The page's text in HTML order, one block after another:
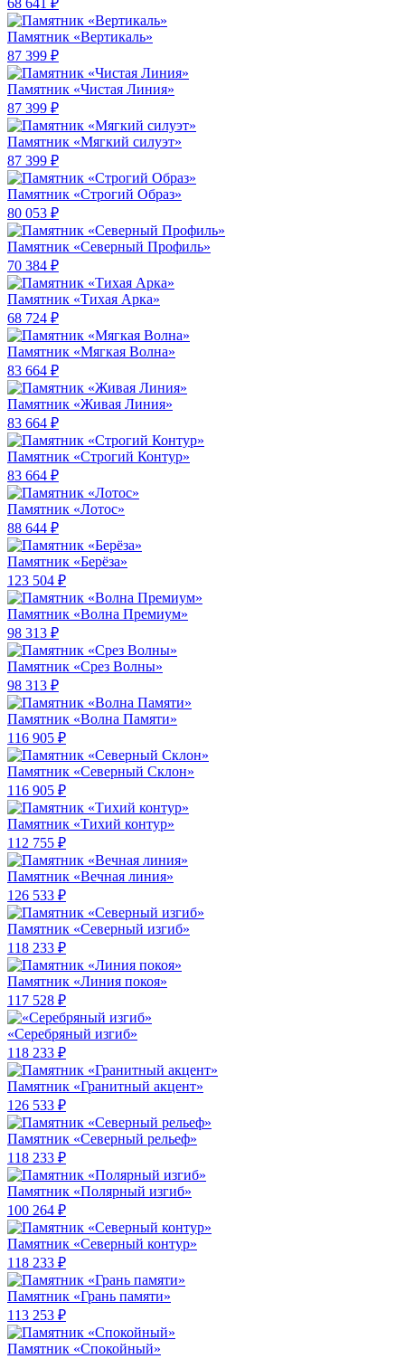
68 641 ₽
Памятник «Вертикаль»
87 399 ₽
Памятник «Чистая Линия»
87 399 ₽
Памятник «Мягкий силуэт»
87 399 ₽
Памятник «Строгий Образ»
80 053 ₽
Памятник «Северный Профиль»
70 384 ₽
Памятник «Тихая Арка»
68 724 ₽
Памятник «Мягкая Волна»
83 664 ₽
Памятник «Живая Линия»
83 664 ₽
Памятник «Строгий Контур»
83 664 ₽
Памятник «Лотос»
88 644 ₽
Памятник «Берёза»
123 504 ₽
Памятник «Волна Премиум»
98 313 ₽
Памятник «Срез Волны»
98 313 ₽
Памятник «Волна Памяти»
116 905 ₽
Памятник «Северный Склон»
116 905 ₽
Памятник «Тихий контур»
112 755 ₽
Памятник «Вечная линия»
126 533 ₽
Памятник «Северный изгиб»
118 233 ₽
Памятник «Линия покоя»
117 528 ₽
«Серебряный изгиб»
118 233 ₽
Памятник «Гранитный акцент»
126 533 ₽
Памятник «Северный рельеф»
118 233 ₽
Памятник «Полярный изгиб»
100 264 ₽
Памятник «Северный контур»
118 233 ₽
Памятник «Грань памяти»
113 253 ₽
Памятник «Спокойный»